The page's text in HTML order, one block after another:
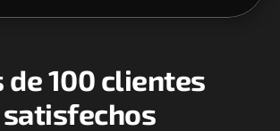
de 100 clientes
satisfechos